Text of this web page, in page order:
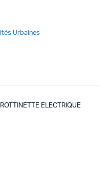
Urbaines
ELECTRIQUE